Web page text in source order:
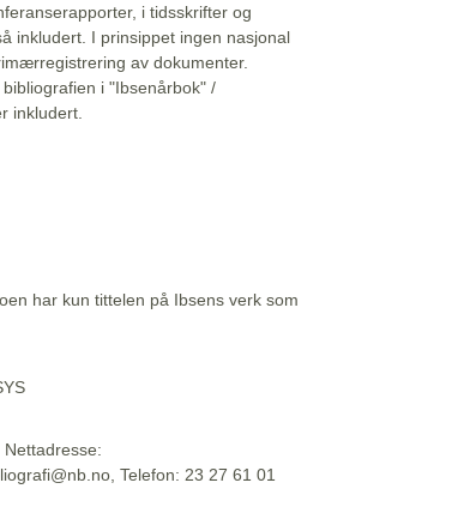
i tidsskrifter og
inkludert. I prinsippet ingen nasjonal
av dokumenter.
i "Ibsenårbok" /
inkludert.
har kun tittelen på Ibsens verk som
Telefon: 23 27 61 01